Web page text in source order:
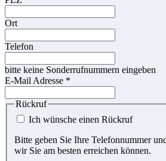
Ort
Telefon
bitte keine Sonderrufnummern eingeben
E-Mail Adresse *
Rückruf
Ich wünsche einen Rückruf
Bitte geben Sie Ihre Telefonnummer
wir Sie am besten erreichen können.